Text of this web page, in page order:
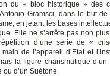
du « bloc historique » des
Gramsci, dans le but
en jetant les bases
Elle ne s’arrête pas non
d’une série de «
de l’appareil d’Etat et
la figure charismatique
d’un Suétone.